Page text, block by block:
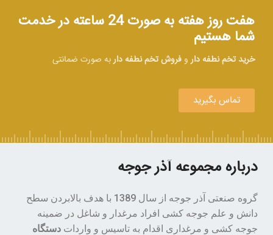
هفت روز هفته به صورت 24 ساعته در خدمت
شما هستیم
خرید تخم نطفه داروفروش تخم نطفه داربه صورت ضمانتی
تماس بگیرید
درباره مجموعه آذر جوجه
گروه صنعتی آذر جوجه از سال 1389 با هدف بالابردن سطح
دانش و علم جوجه کشی افراد مرغدار و شاغل در ضمینه
جوجه کشی و مرغداری اقدام به تاسیس و وارداتدستگاه